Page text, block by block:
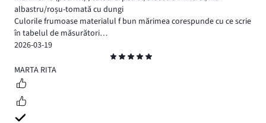
albastru/roșu-tomată cu dungi
Culorile frumoase materialul f bun mărimea corespunde cu ce scrie
în tabelul de măsurători…
2026-03-19
5
MARTA RITA